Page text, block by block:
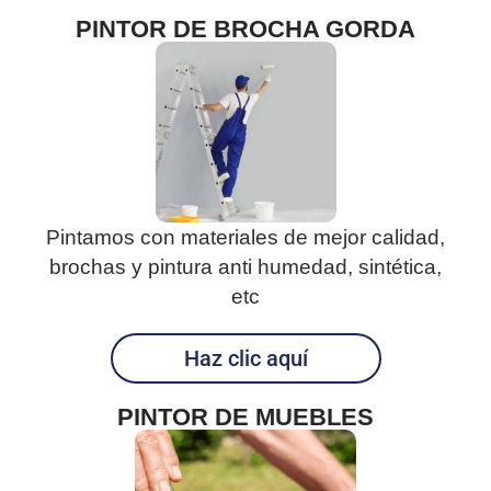
PINTOR DE BROCHA GORDA
Pintamos con materiales de mejor calidad,
brochas y pintura anti humedad, sintética,
etc
Haz clic aquí
PINTOR DE MUEBLES